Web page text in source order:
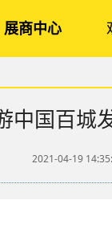
展商中心
国百城
2021-04-19